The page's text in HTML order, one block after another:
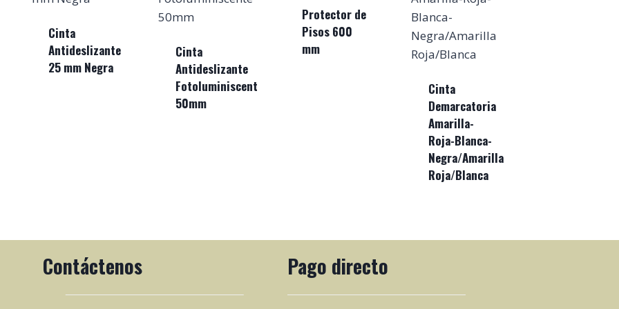
Cinta
Antideslizante
25 mm Negra
Cinta
Antideslizante
Fotoluminiscente
50mm
Protector de
Pisos 600
mm
Cinta
Demarcatoria
Amarilla-
Roja-Blanca-
Negra/Amarilla
Roja/Blanca
Contáctenos Pago directo